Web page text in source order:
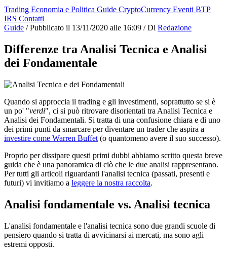
Trading Economia e Politica Guide CryptoCurrency Eventi BTP
IRS Contatti
Guide / Pubblicato il 13/11/2020 alle 16:09 / Di Redazione
Differenze tra Analisi Tecnica e Analisi
dei Fondamentale
Quando si approccia il trading e gli investimenti, soprattutto se si è
un po' "verdi", ci si può ritrovare disorientati tra Analisi Tecnica e
Analisi dei Fondamentali. Si tratta di una confusione chiara e di uno
dei primi punti da smarcare per diventare un trader che aspira a
investire come Warren Buffet (o quantomeno avere il suo successo).
Proprio per dissipare questi primi dubbi abbiamo scritto questa breve
guida che è una panoramica di ciò che le due analisi rappresentano.
Per tutti gli articoli riguardanti l'analisi tecnica (passati, presenti e
futuri) vi invitiamo a leggere la nostra raccolta.
Analisi fondamentale vs. Analisi tecnica
L'analisi fondamentale e l'analisi tecnica sono due grandi scuole di
pensiero quando si tratta di avvicinarsi ai mercati, ma sono agli
estremi opposti.